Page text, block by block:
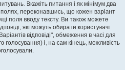
Вкажіть питання і як мінімум два
полях, переконавшись, що кожен варіант
поля вводу тексту. Ви також можете
які можуть обирати користувачі
відповіді", обмеження в часі для
голосування) і, на сам кінець, можливість